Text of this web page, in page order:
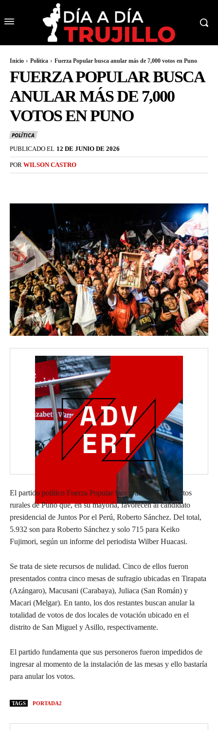
Inicio Política Fuerza Popular busca anular más de 7,000 votos en Puno
FUERZA POPULAR BUSCA
ANULAR MÁS DE 7,000
VOTOS EN PUNO
POLÍTICA
PUBLICADO EL 12 DE JUNIO DE 2026
POR WILSON CASTRO
El partido político Fuerza Popular busca anular 7.014 votos
rurales de Puno que, en su mayoría, favorecen al candidato
presidencial de Juntos Por el Perú, Roberto Sánchez. Del total,
5.932 son para Roberto Sánchez y solo 715 para Keiko
Fujimori, según un informe del periodista Wilber Huacasi.
Se trata de siete recursos de nulidad. Cinco de ellos fueron
presentados contra cinco mesas de sufragio ubicadas en Tirapata
(Azángaro), Macusani (Carabaya), Juliaca (San Román) y
Macari (Melgar). En tanto, los dos restantes buscan anular la
totalidad de votos de dos locales de votación ubicado en el
distrito de San Miguel y Asillo, respectivamente.
El partido fundamenta que sus personeros fueron impedidos de
ingresar al momento de la instalación de las mesas y ello bastaría
para anular los votos.
TAGS PORTADA2